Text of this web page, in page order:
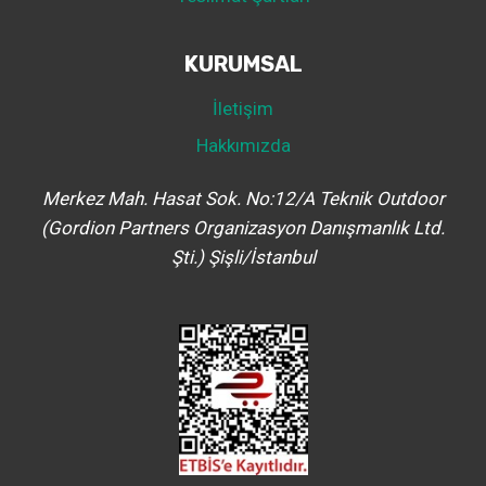
KURUMSAL
İletişim
Hakkımızda
Merkez Mah. Hasat Sok. No:12/A Teknik Outdoor
(Gordion Partners Organizasyon Danışmanlık Ltd.
Şti.) Şişli/İstanbul